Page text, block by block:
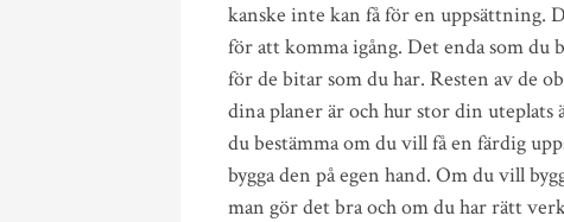
kanske inte kan få för en uppsättning.
för att komma igång. Det enda som du
för de bitar som du har. Resten av de
dina planer är och hur stor din
du bestämma om du vill få en färdig
bygga den på egen hand. Om du vill
man gör det bra och om du har rätt